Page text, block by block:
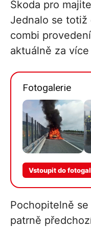
Škoda pro
Jednalo se totiž
combi
aktuálně za
Fotogalerie
Vstoupit do
Pochopitelně
patrně